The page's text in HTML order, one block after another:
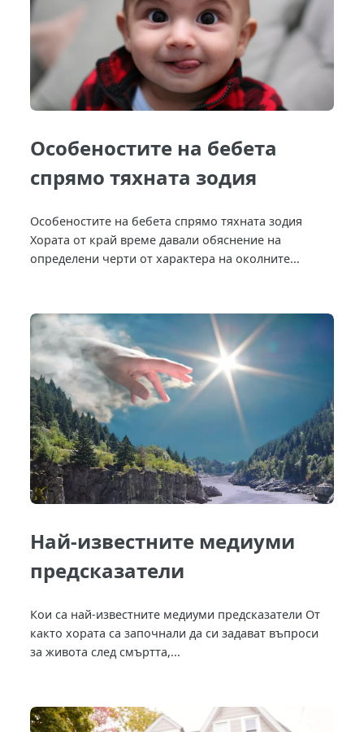
Особеностите на бебета
спрямо тяхната зодия
Особеностите на бебета спрямо тяхната зодия
Хората от край време давали обяснение на
определени черти от характера на околните...
Най-известните медиуми
предсказатели
Кои са най-известните медиуми предсказатели От
както хората са започнали да си задават въпроси
за живота след смъртта,...